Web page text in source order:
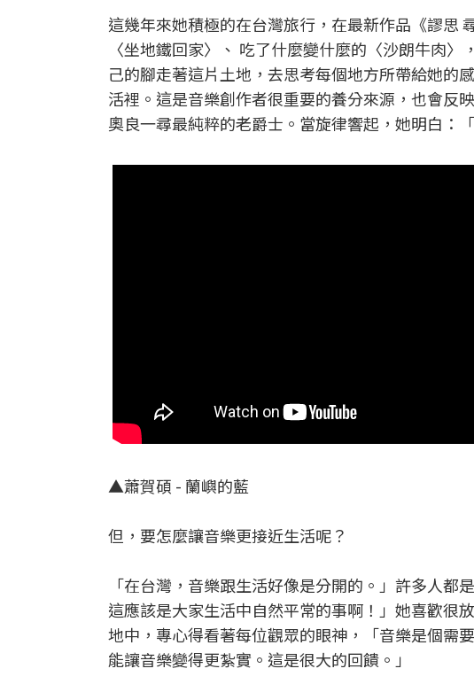
這幾年來她積極的在台灣旅行，在最新作品《謬思
〈坐地鐵回家〉、 吃了什麼變什麼的〈沙朗牛肉
己的腳走著這片土地，去思考每個地方所帶給她的
活裡。這是音樂創作者很重要的養分來源，也會反
奧良一尋最純粹的老爵士。當旋律響起，她明白：
▲蕭賀碩 - 蘭嶼的藍
但，要怎麼讓音樂更接近生活呢？
「在台灣，音樂跟生活好像是分開的。」許多人
這應該是大家生活中自然平常的事啊！」她喜歡很
地中，專心得看著每位觀眾的眼神，「音樂是個需
能讓音樂變得更紮實。這是很大的回饋。」